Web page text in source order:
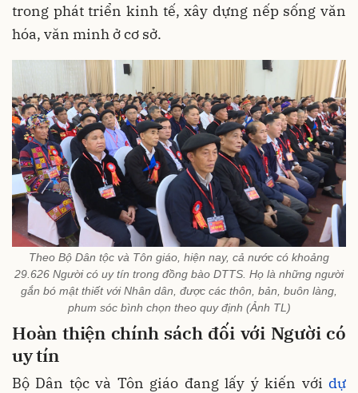
trong phát triển kinh tế, xây dựng nếp sống văn
hóa, văn minh ở cơ sở.
Theo Bộ Dân tộc và Tôn giáo, hiện nay, cả nước có khoảng
29.626 Người có uy tín trong đồng bào DTTS. Họ là những người
gắn bó mật thiết với Nhân dân, được các thôn, bản, buôn làng,
phum sóc bình chọn theo quy định (Ảnh TL)
Hoàn thiện chính sách đối với Người có
uy tín
Bộ Dân tộc và Tôn giáo đang lấy ý kiến với dự